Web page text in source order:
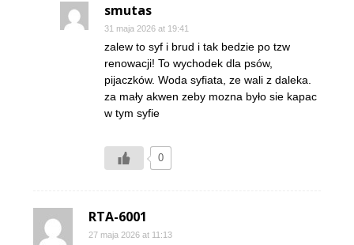
smutas
31 maja 2026 at 19:41
zalew to syf i brud i tak bedzie po tzw
renowacji! To wychodek dla psów,
pijaczków. Woda syfiata, ze wali z daleka.
za mały akwen zeby mozna było sie kapac
w tym syfie
0
RTA-6001
27 maja 2026 at 11:13